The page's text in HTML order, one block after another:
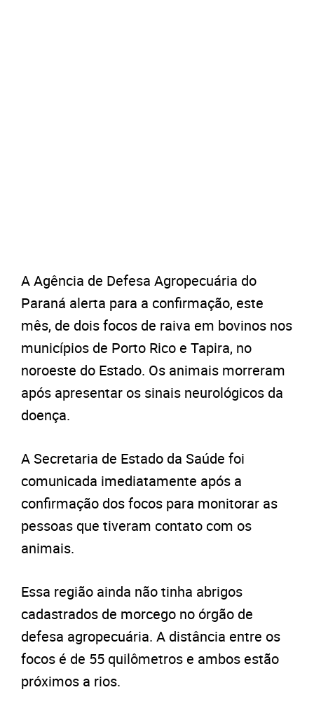
A Agência de Defesa Agropecuária do
Paraná alerta para a confirmação, este
mês, de dois focos de raiva em bovinos nos
municípios de Porto Rico e Tapira, no
noroeste do Estado. Os animais morreram
após apresentar os sinais neurológicos da
doença.
A Secretaria de Estado da Saúde foi
comunicada imediatamente após a
confirmação dos focos para monitorar as
pessoas que tiveram contato com os
animais.
Essa região ainda não tinha abrigos
cadastrados de morcego no órgão de
defesa agropecuária. A distância entre os
focos é de 55 quilômetros e ambos estão
próximos a rios.